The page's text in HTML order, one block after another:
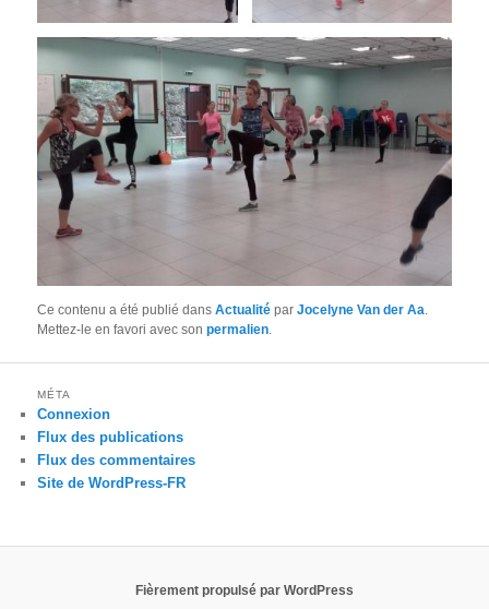
Ce contenu a été publié dansActualité parJocelyne Van der Aa
Mettez-le en favori avec sonpermalien
MÉTA
Connexion
Flux des publications
Flux des commentaires
Site de WordPress-FR
Fièrement propulsé par WordPress